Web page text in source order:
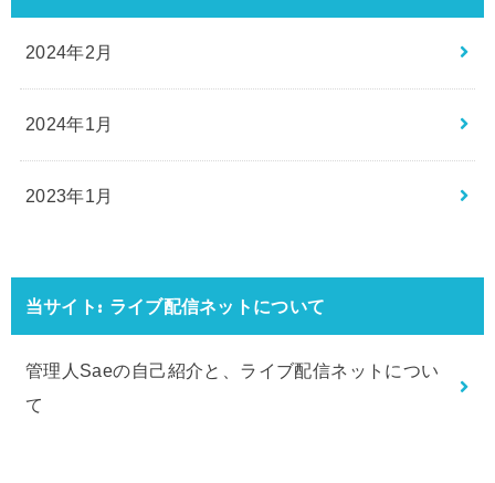
2024年2月
2024年1月
2023年1月
当サイト: ライブ配信ネットについて
管理人Saeの自己紹介と、ライブ配信ネットについ
て